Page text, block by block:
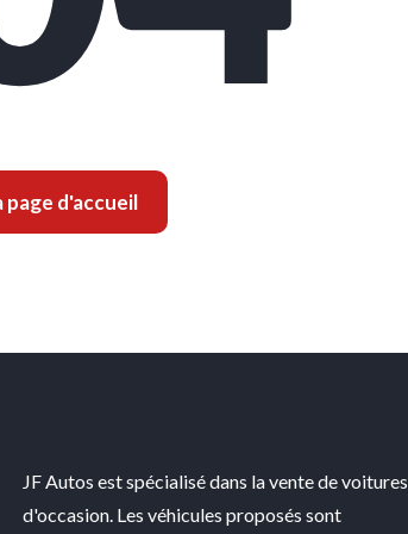
page d'accueil
JF Autos est spécialisé dans la vente de voitures
d'occasion. Les véhicules proposés sont